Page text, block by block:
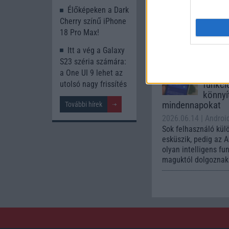
kezelőfelületet
csúcskategóriás és
készülék számára
Az
mindennapokat
2026.06.14
|
Sok felhasználó
esküszik, pedig az
olyan intelligens
maguktól
Élőképeken a Dark
Cherry színű iPhone
18 Pro Max!
Itt a vég a Galaxy
S23 széria számára:
a One UI 9 lehet az
utolsó nagy frissítés
További hírek